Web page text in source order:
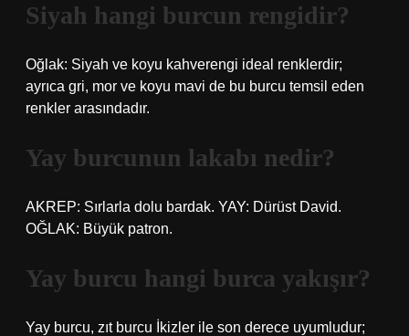
Siyah hangi burcun rengidir?
Oğlak: Siyah ve koyu kahverengi ideal renklerdir;
ayrıca gri, mor ve koyu mavi de bu burcu temsil eden
renkler arasındadır.
Yay burcunun lakabı nedir?
AKREP: Sırlarla dolu bardak. YAY: Dürüst David.
OĞLAK: Büyük patron.
Yay burcu hangi burca yakışır?
Yay burcu, zıt burcu İkizler ile son derece uyumludur;